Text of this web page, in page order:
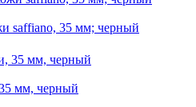
saffiano, 35 мм; черный
мм, черный